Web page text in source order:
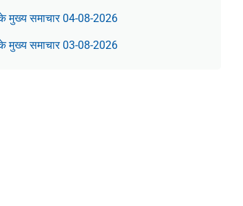
मुख्य समाचार 04-08-2026
मुख्य समाचार 03-08-2026